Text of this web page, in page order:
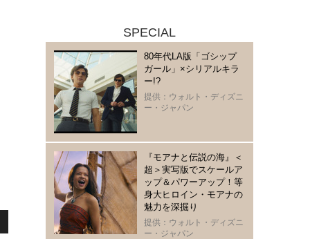
SPECIAL
80年代LA版「ゴシップ
ガール」×シリアルキラ
ー!?
提供：ウォルト・ディズニ
ー・ジャパン
『モアナと伝説の海』＜
超＞実写版でスケールア
ップ＆パワーアップ！等
身大ヒロイン・モアナの
魅力を深掘り
提供：ウォルト・ディズニ
ー・ジャパン